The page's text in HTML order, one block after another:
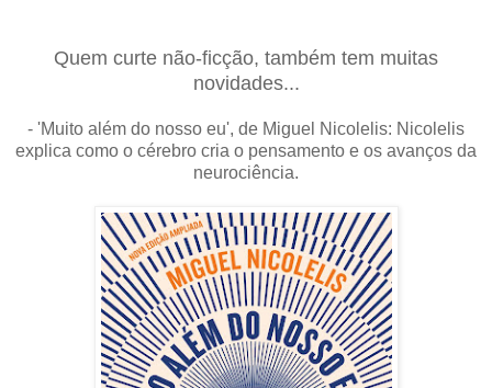
Quem curte não-ficção, também tem muitas
novidades...
- 'Muito além do nosso eu', de Miguel Nicolelis: Nicolelis
explica como o cérebro cria o pensamento e os avanços da
neurociência.